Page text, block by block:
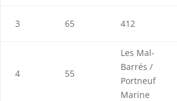
3 65 412
4 55
Les Mal-
Barrés /
Portneuf
Marine